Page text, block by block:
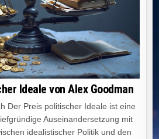
Ideale von Alex Goodman
Der Preis politischer Ideale ist eine
Auseinandersetzung mit
idealistischer Politik und den